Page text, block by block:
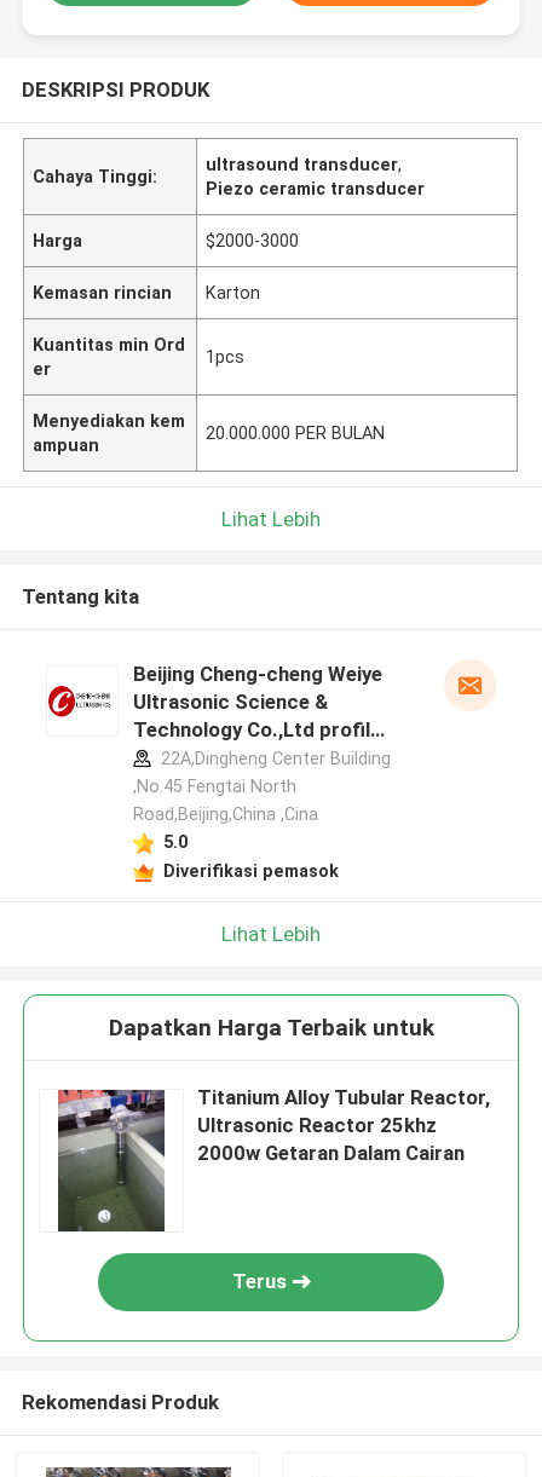
DESKRIPSI PRODUK
Cahaya Tinggi:
ultrasound transducer,
Piezo ceramic transducer
Harga $2000-3000
Kemasan rincian Karton
Kuantitas min Ord
er
1pcs
Menyediakan kem
ampuan
20.000.000 PER BULAN
Lihat Lebih
Tentang kita
Beijing Cheng-cheng Weiye
Ultrasonic Science &
Technology Co.,Ltd profil
pabrikan
22A,Dingheng Center Building
,No.45 Fengtai North
Road,Beijing,China ,Cina
5.0
Diverifikasi pemasok
Lihat Lebih
Dapatkan Harga Terbaik untuk
Titanium Alloy Tubular Reactor,
Ultrasonic Reactor 25khz
2000w Getaran Dalam Cairan
Terus
Rekomendasi Produk